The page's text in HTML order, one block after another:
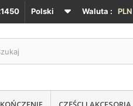
Waluta : PLN
Polski